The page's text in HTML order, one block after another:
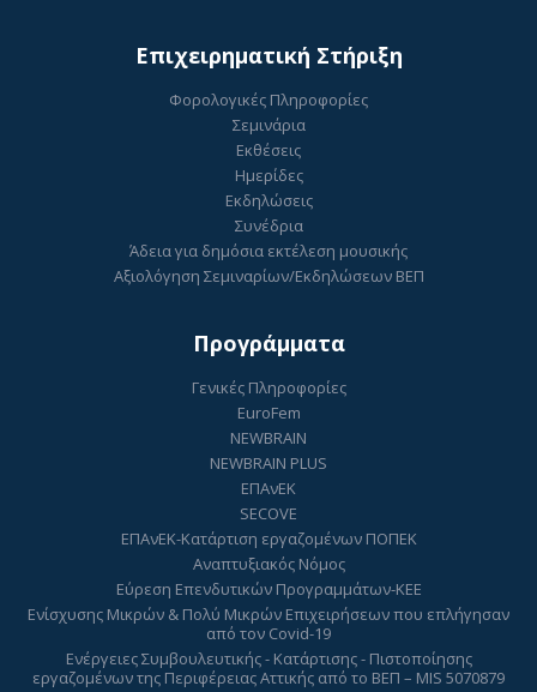
Επιχειρηματική Στήριξη
Φορολογικές Πληροφορίες
Σεμινάρια
Εκθέσεις
Ημερίδες
Εκδηλώσεις
Συνέδρια
Άδεια για δημόσια εκτέλεση μουσικής
Αξιολόγηση Σεμιναρίων/Εκδηλώσεων ΒΕΠ
Προγράμματα
Γενικές Πληροφορίες
EuroFem
NEWBRAIN
NEWBRAIN PLUS
ΕΠΑνΕΚ
SECOVE
ΕΠΑνΕΚ-Κατάρτιση εργαζομένων ΠΟΠΕΚ
Αναπτυξιακός Νόμος
Εύρεση Επενδυτικών Προγραμμάτων-ΚΕΕ
Ενίσχυσης Μικρών & Πολύ Μικρών Επιχειρήσεων που επλήγησαν
από τον Covid-19
Ενέργειες Συμβουλευτικής - Κατάρτισης - Πιστοποίησης
εργαζομένων της Περιφέρειας Αττικής από το ΒΕΠ – MIS 5070879